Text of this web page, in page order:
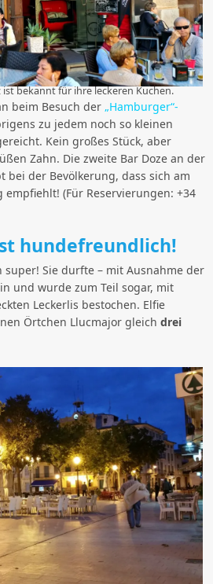
bekannt für ihre leckeren Kuchen.
beim Besuch der „Hamburger“-
zu jedem noch so kleinen
Kein großes Stück, aber
Zahn. Die zweite Bar Doze an der
bei der Bevölkerung, dass sich am
empfiehlt! (Für Reservierungen: +34
hundefreundlich!
super! Sie durfte – mit Ausnahme der
und wurde zum Teil sogar, mit
Leckerlis bestochen. Elfie
Örtchen Llucmajor gleich drei